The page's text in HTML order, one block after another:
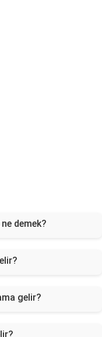
demek?
gelir?